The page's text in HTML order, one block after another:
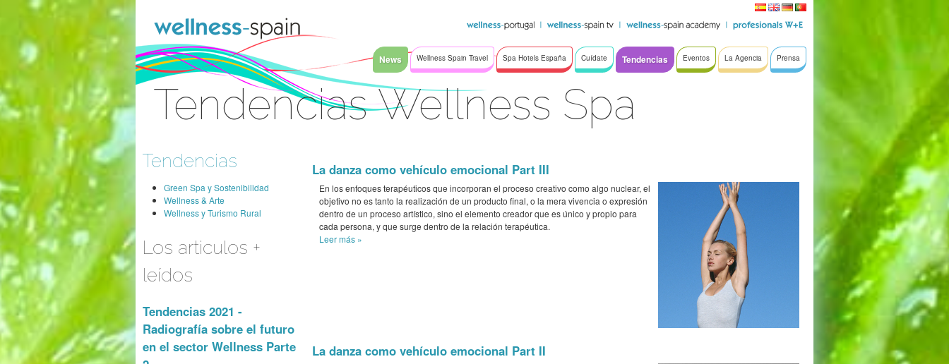
News Wellness Spain Travel Spa Hotels España Cuídate Tendencias Eventos La Agencia Prensa
Tendencias Wellness Spa
Tendencias
Green Spa y Sostenibilidad
Wellness & Arte
Wellness y Turismo Rural
Los articulos +
leídos
Tendencias 2021 -
Radiografía sobre el futuro
en el sector Wellness Parte
La danza como vehículo emocional Part III
En los enfoques terapéuticos que incorporan el proceso creativo como algo nuclear, el
objetivo no es tanto la realización de un producto final, o la mera vivencia o expresión
dentro de un proceso artístico, sino el elemento creador que es único y propio para
cada persona, y que surge dentro de la relación terapéutica.
Leer más »
La danza como vehículo emocional Part II